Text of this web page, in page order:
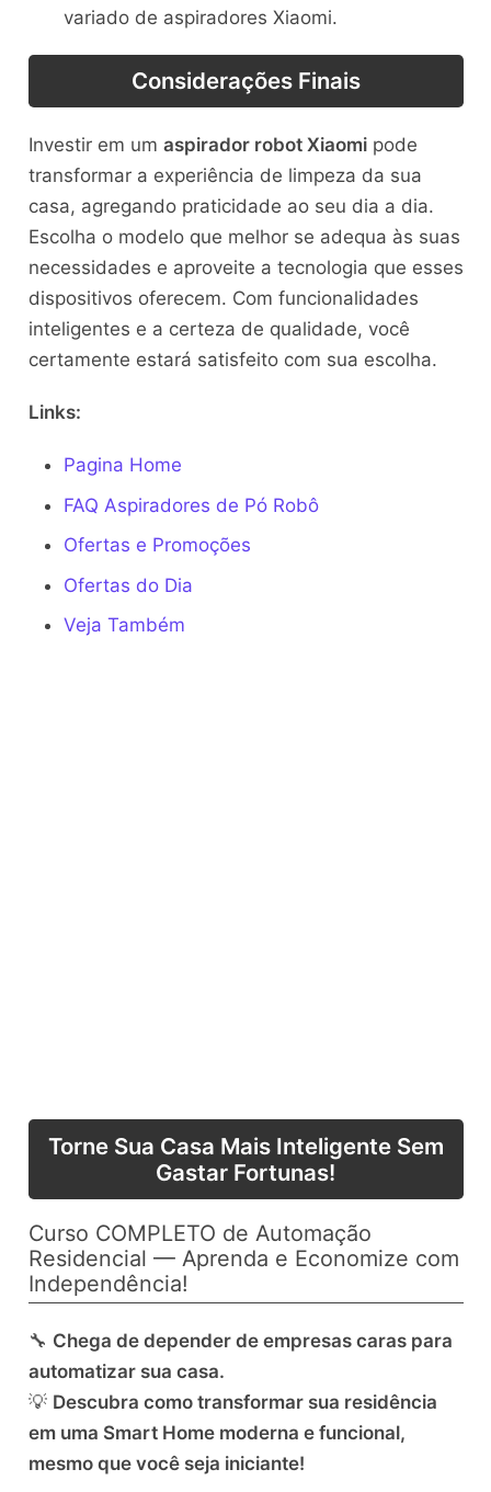
variado de aspiradores Xiaomi.
Considerações Finais
Investir em um aspirador robot Xiaomipode
transformar a experiência de limpeza da sua
casa, agregando praticidade ao seu dia a dia.
Escolha o modelo que melhor se adequa às suas
necessidades e aproveite a tecnologia que esses
dispositivos oferecem. Com funcionalidades
inteligentes e a certeza de qualidade, você
certamente estará satisfeito com sua escolha.
Links:
Pagina Home
FAQ Aspiradores de Pó Robô
Ofertas e Promoções
Ofertas do Dia
Veja Também
Torne Sua Casa Mais Inteligente Sem
Gastar Fortunas!
Curso COMPLETO de Automação
Residencial — Aprenda e Economize com
Independência!
🔧 Chega de depender de empresas caras para
automatizar sua casa.
💡 Descubra como transformar sua residência
em uma Smart Home moderna e funcional,
mesmo que você seja iniciante!